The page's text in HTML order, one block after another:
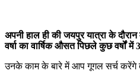
अपनी हाल ही की जयपुर यात्रा के
वर्षा का वार्षिक औसत पिछले कुछ वर्षों
उनके काम के बारे में आप गूगल सर्च करेंगे